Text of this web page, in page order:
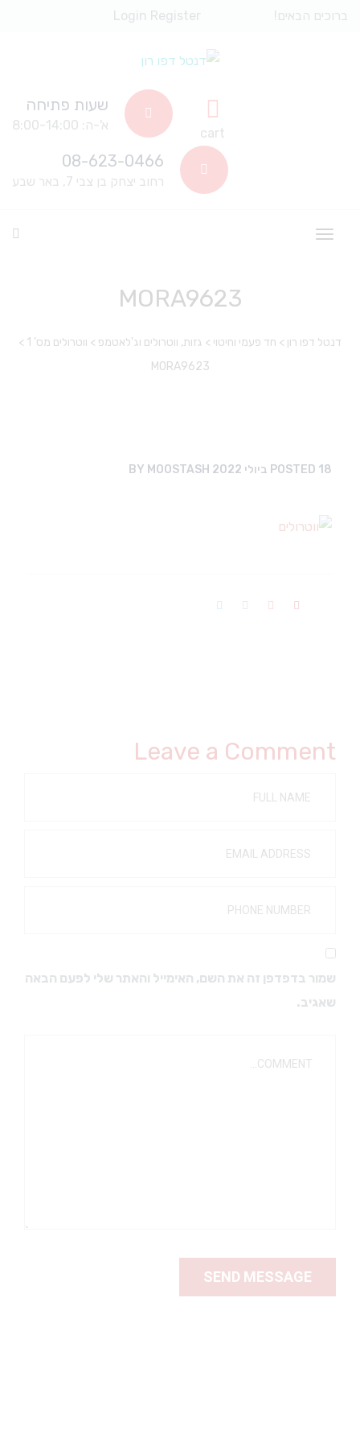
ברוכים הבאים! Login Register
cart
שעות פתיחה
א'-ה: 8:00-14:00
08-623-0466
רחוב יצחק בן צבי 7, באר שבע
MORA9623
דנטל דפו רון > חד פעמי וחיטוי > גזות, ווטרולים וג'לאטמפ > ווטרולים מס’ 1
>
MORA9623
POSTED 18 ביולי 2022 BY MOOSTASH
Leave a Comment
שמור בדפדפן זה את השם, האימייל והאתר שלי לפעם הבאה
שאגיב.